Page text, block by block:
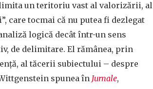
un teritoriu vast al valorizării, al
care tocmai că nu putea fi dezlegat
logică decât într-un sens
de delimitare. El rămânea, prin
al tăcerii subiectului – despre
spunea în Jurnale,